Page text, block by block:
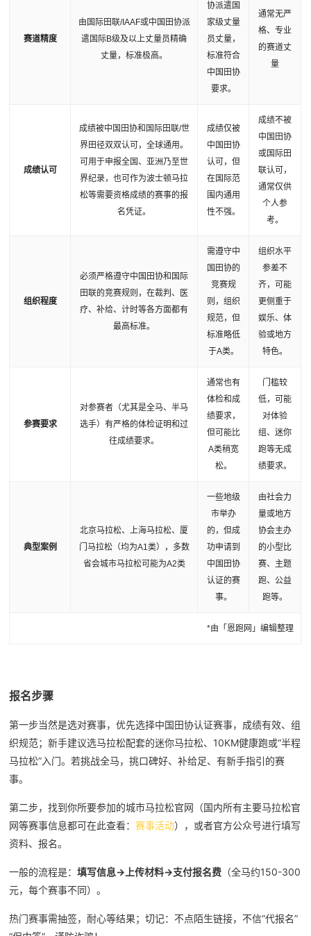
赛道精度
由国际田联/IAAF或中国田协派
遣国际B级及以上丈量员精确
丈量，标准极高。
协派遣国
家级丈量
员丈量，
标准符合
中国田协
要求。
通常无严
格、专业
的赛道丈
量
成绩认可
成绩被中国田协和国际田联/世
界田径双双认可，全球通用。
可用于申报全国、亚洲乃至世
界纪录，也可作为波士顿马拉
松等需要资格成绩的赛事的报
名凭证。
成绩仅被
中国田协
认可，但
在国际范
围内通用
性不强。
成绩不被
中国田协
或国际田
联认可，
通常仅供
个人参
考。
组织程度
必须严格遵守中国田协和国际
田联的竞赛规则，在裁判、医
疗、补给、计时等各方面都有
最高标准。
需遵守中
国田协的
竞赛规
则，组织
规范，但
标准略低
于A类。
组织水平
参差不
齐，可能
更侧重于
娱乐、体
验或地方
特色。
参赛要求
对参赛者（尤其是全马、半马
选手）有严格的体检证明和过
往成绩要求。
通常也有
体检和成
绩要求，
但可能比
A类稍宽
松。
门槛较
低，可能
对体验
组、迷你
跑等无成
绩要求。
典型案例
北京马拉松、上海马拉松、厦
门马拉松（均为A1类），多数
省会城市马拉松可能为A2类
一些地级
市举办
的，但成
功申请到
中国田协
认证的赛
事。
由社会力
量或地方
协会主办
的小型比
赛、主题
跑、公益
跑等。
*由「恩跑网」编辑整理
报名步骤
第一步当然是选对赛事，优先选择中国田协认证赛事，成绩有效、组
织规范；新手建议选马拉松配套的迷你马拉松、10KM健康跑或“半程
马拉松”入门。若挑战全马，挑口碑好、补给足、有新手指引的赛
事。
第二步，找到你所要参加的城市马拉松官网（国内所有主要马拉松官
网等赛事信息都可在此查看：赛事活动），或者官方公众号进行填写
资料、报名。
一般的流程是：填写信息→上传材料→支付报名费 （全马约150-300
元，每个赛事不同）。
热门赛事需抽签，耐心等结果；切记：不点陌生链接，不信“代报名”